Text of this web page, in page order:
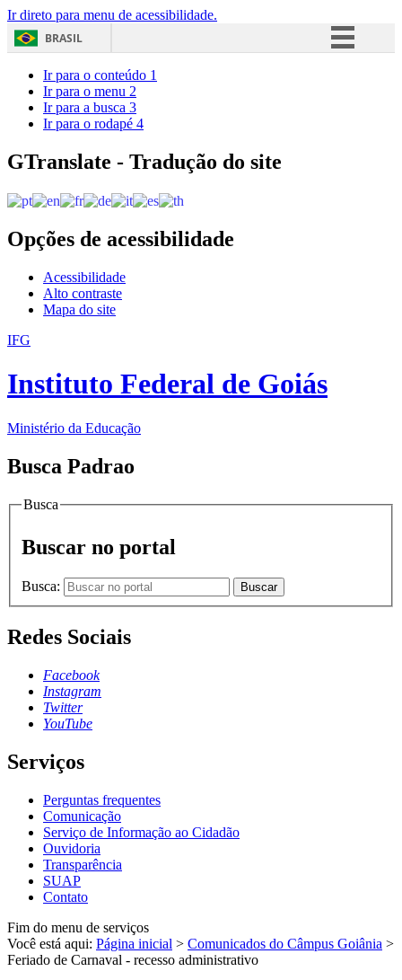
Ir direto para menu de acessibilidade.
BRASIL
Acesso à informação
Ir para o conteúdo 1
Ir para o menu 2
Ir para a busca 3
Ir para o rodapé 4
GTranslate - Tradução do site
Opções de acessibilidade
Acessibilidade
Alto contraste
Mapa do site
IFG
Instituto Federal de Goiás
Ministério da Educação
Busca Padrao
Busca
Buscar no portal
Busca: Buscar
Redes Sociais
Facebook
Instagram
Twitter
YouTube
Serviços
Perguntas frequentes
Comunicação
Serviço de Informação ao Cidadão
Ouvidoria
Transparência
SUAP
Contato
Fim do menu de serviços
Você está aqui: Página inicial > Comunicados do Câmpus Goiânia >
Feriado de Carnaval - recesso administrativo